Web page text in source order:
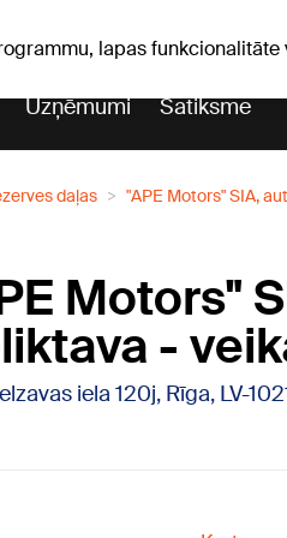
lapas
Uzņēmumi Satiksme
daļas "APE Motors" SIA,
Motors"
-
iela 120j, Rīga, LV-